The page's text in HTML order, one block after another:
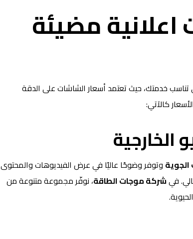
مضيئة
خدمتك، حيث تعتمد أسعار الشاشات على الدقة
كالآتي:
الخارجية
وتوفر وضوحًا عاليًا في عرض الفيديوهات والمحتوى
فيشركة موجات الطاقة، نوفّر مجموعة متنوعة من